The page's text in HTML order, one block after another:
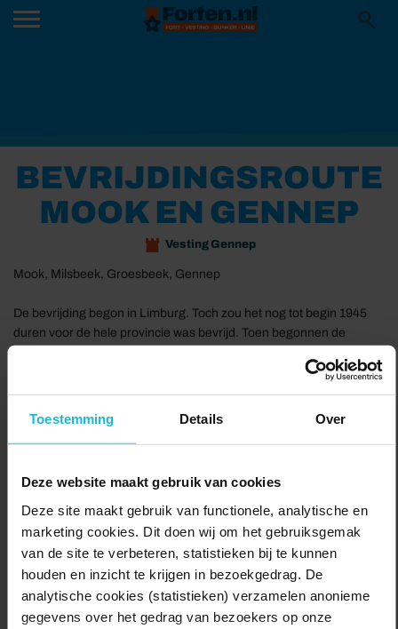
Toestemming Details Over
Deze website maakt gebruik van cookies
Deze site maakt gebruik van functionele, analytische en
marketing cookies. Dit doen wij om het gebruiksgemak
van de site te verbeteren, statistieken bij te kunnen
houden en inzicht te krijgen in bezoekgedrag. De
analytische cookies (statistieken) verzamelen anonieme
gegevens over het gedrag van bezoekers op onze
BEVRIJDINGSROUTE
MOOK EN GENNEP
Vesting Gennep
Mook, Milsbeek, Groesbeek, Gennep
De bevrijding begon in Limburg. Toch zou het nog tot begin 1945
duren voor de hele provincie was bevrijd. Toen begonnen de
westen van de Rijn wilden heroveren. Mook werd op 17 september
1944 ingenomen door Amerikaanse troepen. Drie dagen later
wisten de Duitsers Mook opnieuw in te nemen, maar nog diezelfde
dag werd Mook schoongeveegd met hulp van Britse troepen.Op de
Delen: